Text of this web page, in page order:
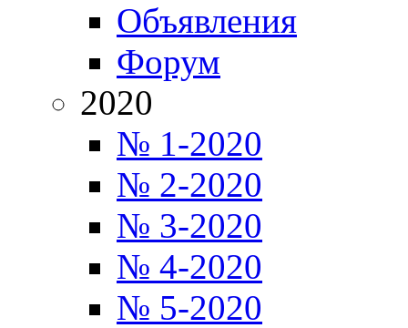
Объявления
Форум
2020
№ 1-2020
№ 2-2020
№ 3-2020
№ 4-2020
№ 5-2020